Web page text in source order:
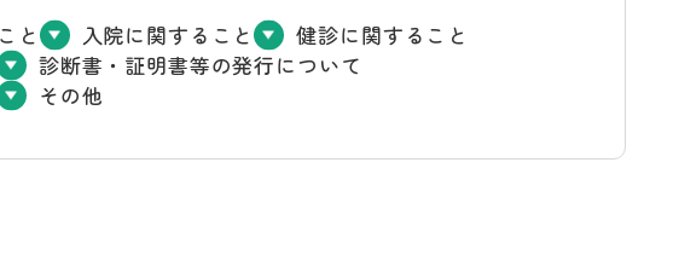
と 入院に関すること
健診に関すること
診断書・証明書等の発行について
その他